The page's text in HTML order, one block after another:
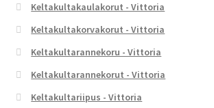
Keltakultakaulakorut - Vittoria
Keltakultakorvakorut - Vittoria
Keltakultarannekoru - Vittoria
Keltakultarannekorut - Vittoria
Keltakultariipus - Vittoria